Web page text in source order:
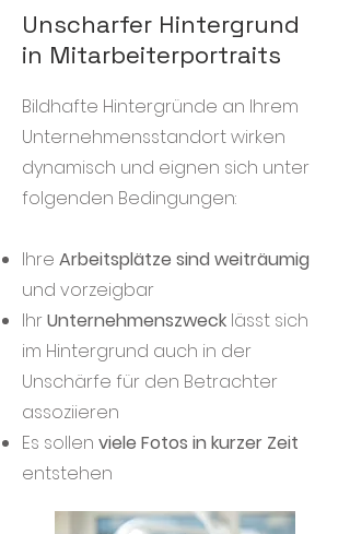
Unscharfer Hintergrund
in Mitarbeiterportraits
Bildhafte Hintergründe an Ihrem
Unternehmensstandort wirken
dynamisch und eignen sich unter
folgenden Bedingungen:
Ihre Arbeitsplätze sind weiträumig
und vorzeigbar
IhrUnternehmenszweck lässt sich
im Hintergrund auch in der
Unschärfe für den Betrachter
assoziieren
Es sollen viele Fotos in kurzer Zeit
entstehen